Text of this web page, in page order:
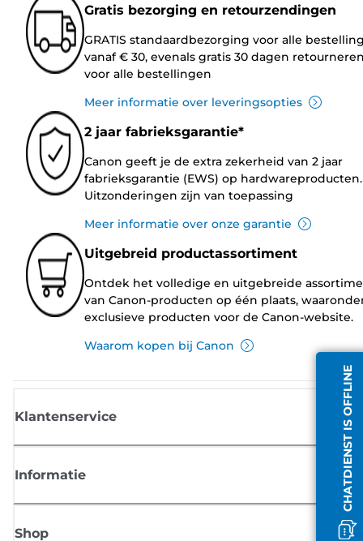
CHATDIENST IS OFFLINE
Gratis bezorging en retourzendingen
GRATIS standaardbezorging voor alle
vanaf € 30, evenals gratis 30 dagen
voor alle bestellingen
Meer informatie over leveringsopties
2 jaar fabrieksgarantie*
Canon geeft je de extra zekerheid van 2 jaar
fabrieksgarantie (EWS) op hardwareproducten.
Uitzonderingen zijn van toepassing
Meer informatie over onze garantie
Uitgebreid productassortiment
Ontdek het volledige en uitgebreide
van Canon-producten op één plaats,
exclusieve producten voor de Canon-website.
Waarom kopen bij Canon
Klantenservice
Informatie
Shop